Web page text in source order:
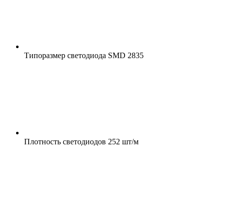
Типоразмер светодиода SMD 2835
Плотность светодиодов 252 шт/м